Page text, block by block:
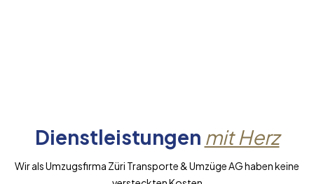
Dienstleistungen mit Herz
Wir als Umzugsfirma Züri Transporte & Umzüge AG haben keine